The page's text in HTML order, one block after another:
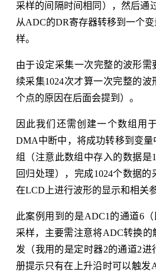
采样的间隔时间相同），然后通
从ADC的DR寄存器转移到一个
样。
由于设定采集一次完整的波形需
续采集1024次才算一次完整的波
个点的原因在后面会提到）。
因此我们还需创建一个数组用
DMA中断中，将成功转移到变
组（注意此数组中存入的数据是
回归处理），完成1024个数据
在LCD上进行波形的显示和相关
此案例用到的是ADC1的通道6
采样，主要需注意将ADC转换的
发（我用的是定时器2的通道2进
册提示只有在上升沿时可以触发